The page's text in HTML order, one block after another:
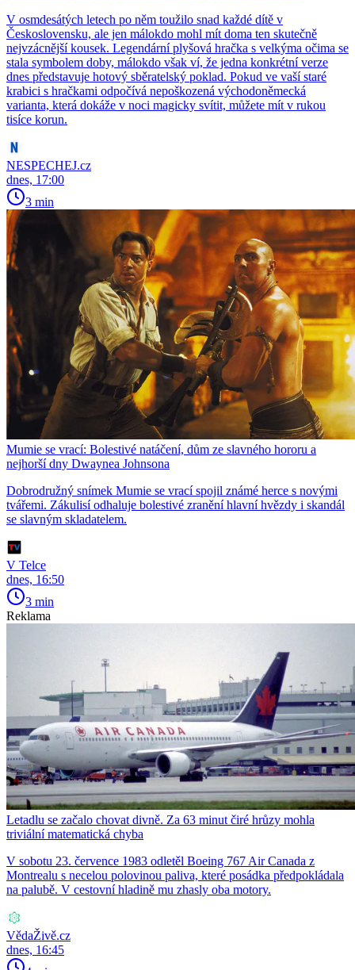
V osmdesátých letech po něm toužilo snad každé dítě v
Československu, ale jen málokdo mohl mít doma ten skutečně
nejvzácnější kousek. Legendární plyšová hračka s velkýma očima se
stala symbolem doby, málokdo však ví, že jedna konkrétní verze
dnes představuje hotový sběratelský poklad. Pokud ve vaší staré
krabici s hračkami odpočívá nepoškozená východoněmecká
varianta, která dokáže v noci magicky svítit, můžete mít v rukou
tisíce korun.
NESPECHEJ.cz
dnes, 17:00
3 min
Mumie se vrací: Bolestivé natáčení, dům ze slavného hororu a
nejhorší dny Dwaynea Johnsona
Dobrodružný snímek Mumie se vrací spojil známé herce s novými
tvářemi. Zákulisí odhaluje bolestivé zranění hlavní hvězdy i skandál
se slavným skladatelem.
V Telce
dnes, 16:50
3 min
Reklama
Letadlu se začalo chovat divně. Za 63 minut čiré hrůzy mohla
triviální matematická chyba
V sobotu 23. července 1983 odletěl Boeing 767 Air Canada z
Montrealu s necelou polovinou paliva, které posádka předpokládala
na palubě. V cestovní hladině mu zhasly oba motory.
VědaŽivě.cz
dnes, 16:45